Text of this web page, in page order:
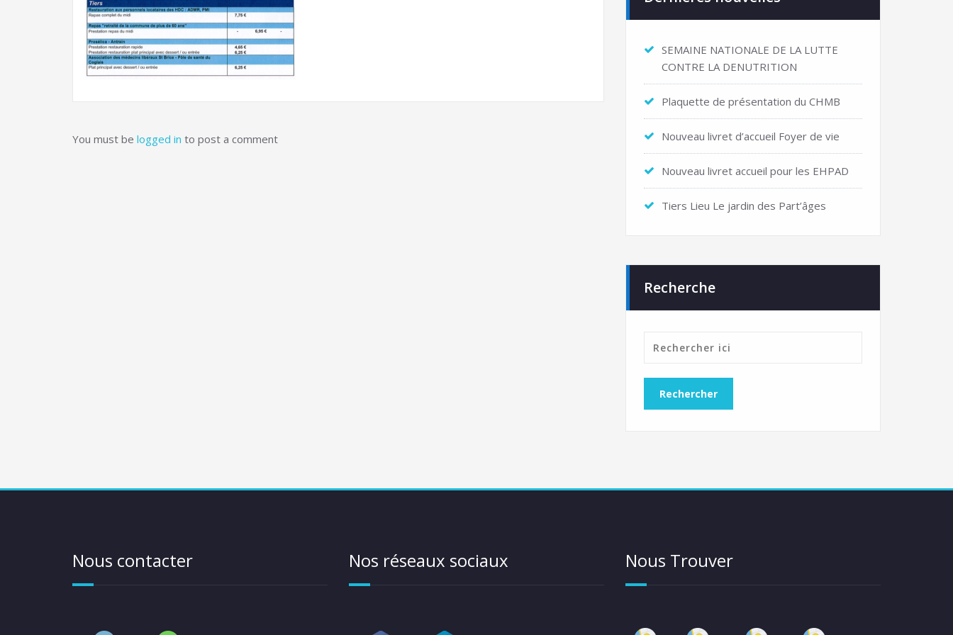
You must be logged in to post a comment
SEMAINE NATIONALE DE LA LUTTE
CONTRE LA DENUTRITION
Plaquette de présentation du CHMB
Nouveau livret d’accueil Foyer de vie
Nouveau livret accueil pour les EHPAD
Tiers Lieu Le jardin des Part’âges
Recherche
Nous contacter Nos réseaux sociaux Nous Trouver